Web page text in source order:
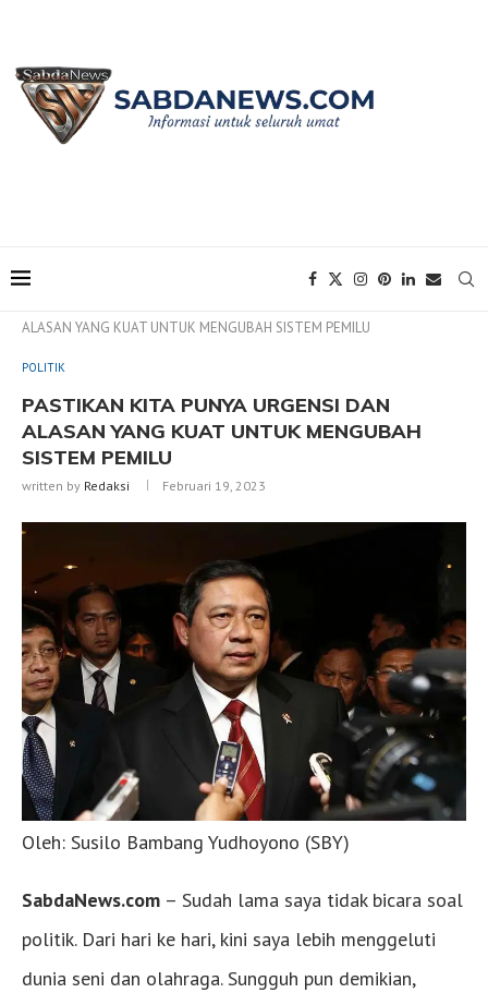
ALASAN YANG KUAT UNTUK MENGUBAH SISTEM PEMILU
POLITIK
PASTIKAN KITA PUNYA URGENSI DAN
ALASAN YANG KUAT UNTUK MENGUBAH
SISTEM PEMILU
written by Redaksi Februari 19, 2023
Oleh: Susilo Bambang Yudhoyono (SBY)
SabdaNews.com – Sudah lama saya tidak bicara soal
politik. Dari hari ke hari, kini saya lebih menggeluti
dunia seni dan olahraga. Sungguh pun demikian,